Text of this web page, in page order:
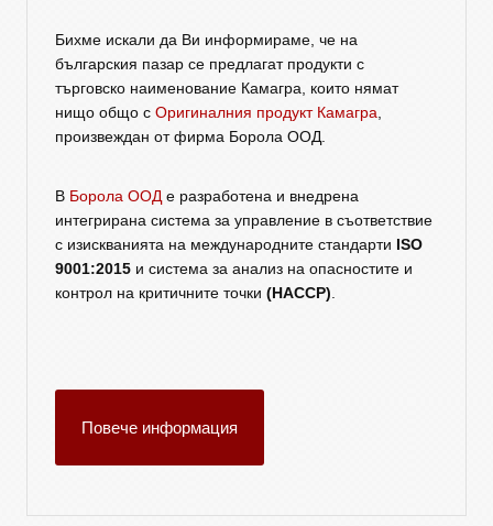
Бихме искали да Ви информираме, че на
българския пазар се предлагат продукти с
търговско наименование Камагра, които нямат
нищо общо с Оригиналния продукт Камагра,
произвеждан от фирма Борола ООД.
В Борола ООДе разработена и внедрена
интегрирана система за управление в съответствие
с изискванията на международните стандарти ISO
9001:2015 и система за анализ на опасностите и
контрол на критичните точки (HACCP).
Повече информация